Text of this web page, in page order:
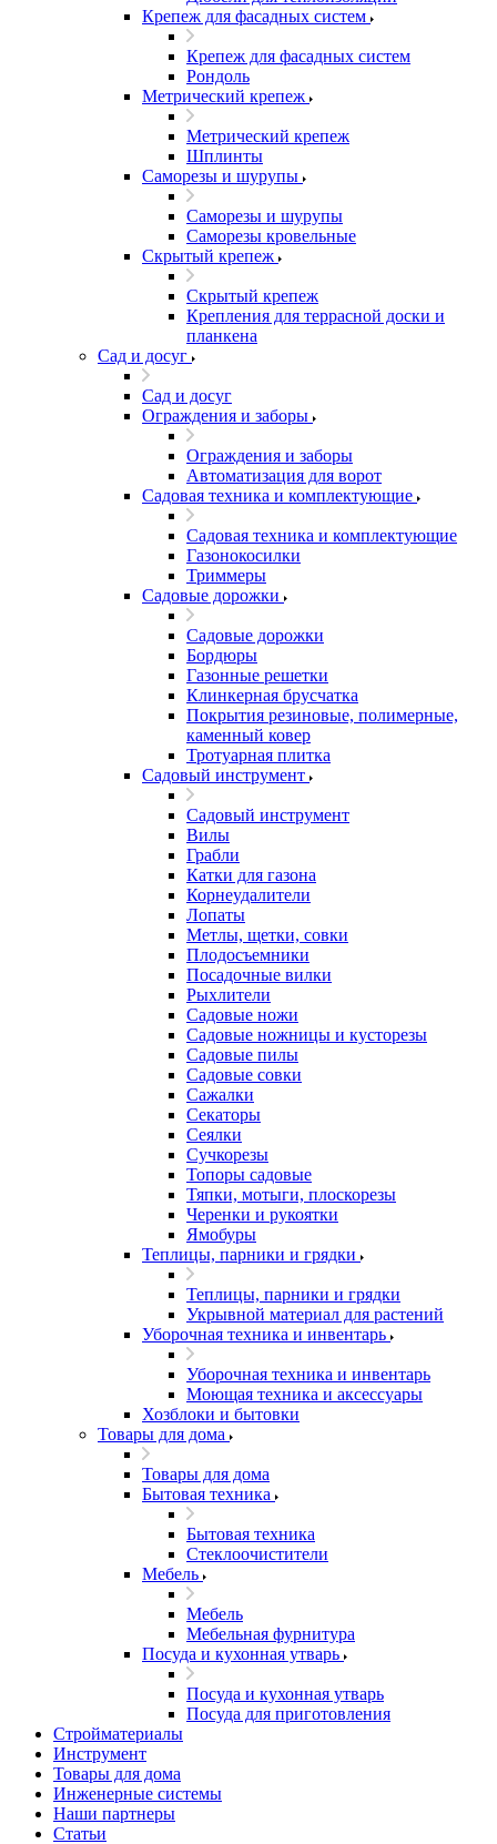
Крепеж для фасадных систем
Крепеж для фасадных систем
Рондоль
Метрический крепеж
Метрический крепеж
Шплинты
Саморезы и шурупы
Саморезы и шурупы
Саморезы кровельные
Скрытый крепеж
Скрытый крепеж
Крепления для террасной доски и
планкена
Сад и досуг
Сад и досуг
Ограждения и заборы
Ограждения и заборы
Автоматизация для ворот
Садовая техника и комплектующие
Садовая техника и комплектующие
Газонокосилки
Триммеры
Садовые дорожки
Садовые дорожки
Бордюры
Газонные решетки
Клинкерная брусчатка
Покрытия резиновые, полимерные,
каменный ковер
Тротуарная плитка
Садовый инструмент
Садовый инструмент
Вилы
Грабли
Катки для газона
Корнеудалители
Лопаты
Метлы, щетки, совки
Плодосъемники
Посадочные вилки
Рыхлители
Садовые ножи
Садовые ножницы и кусторезы
Садовые пилы
Садовые совки
Сажалки
Секаторы
Сеялки
Сучкорезы
Топоры садовые
Тяпки, мотыги, плоскорезы
Черенки и рукоятки
Ямобуры
Теплицы, парники и грядки
Теплицы, парники и грядки
Укрывной материал для растений
Уборочная техника и инвентарь
Уборочная техника и инвентарь
Моющая техника и аксессуары
Хозблоки и бытовки
Товары для дома
Товары для дома
Бытовая техника
Бытовая техника
Стеклоочистители
Мебель
Мебель
Мебельная фурнитура
Посуда и кухонная утварь
Посуда и кухонная утварь
Посуда для приготовления
Стройматериалы
Инструмент
Товары для дома
Инженерные системы
Наши партнеры
Статьи